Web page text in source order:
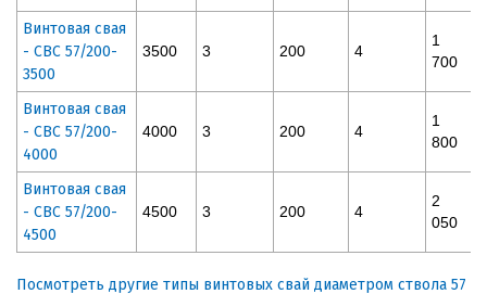
Винтовая свая
- СВС 57/200-
3500
3500 3 200 4
1
700
Винтовая свая
- СВС 57/200-
4000
4000 3 200 4
1
800
Винтовая свая
- СВС 57/200-
4500
4500 3 200 4
2
050
Посмотреть другие типы винтовых свай диаметром ствола 57